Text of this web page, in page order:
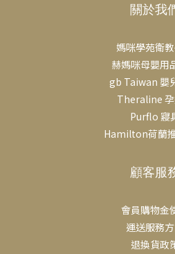
關於我
媽咪學苑衛
赫媽咪母嬰用
gb Taiwan 嬰
Theraline
Purflo 寢
Hamilton荷蘭
顧客服
會員購物金
運送服務
退換貨政